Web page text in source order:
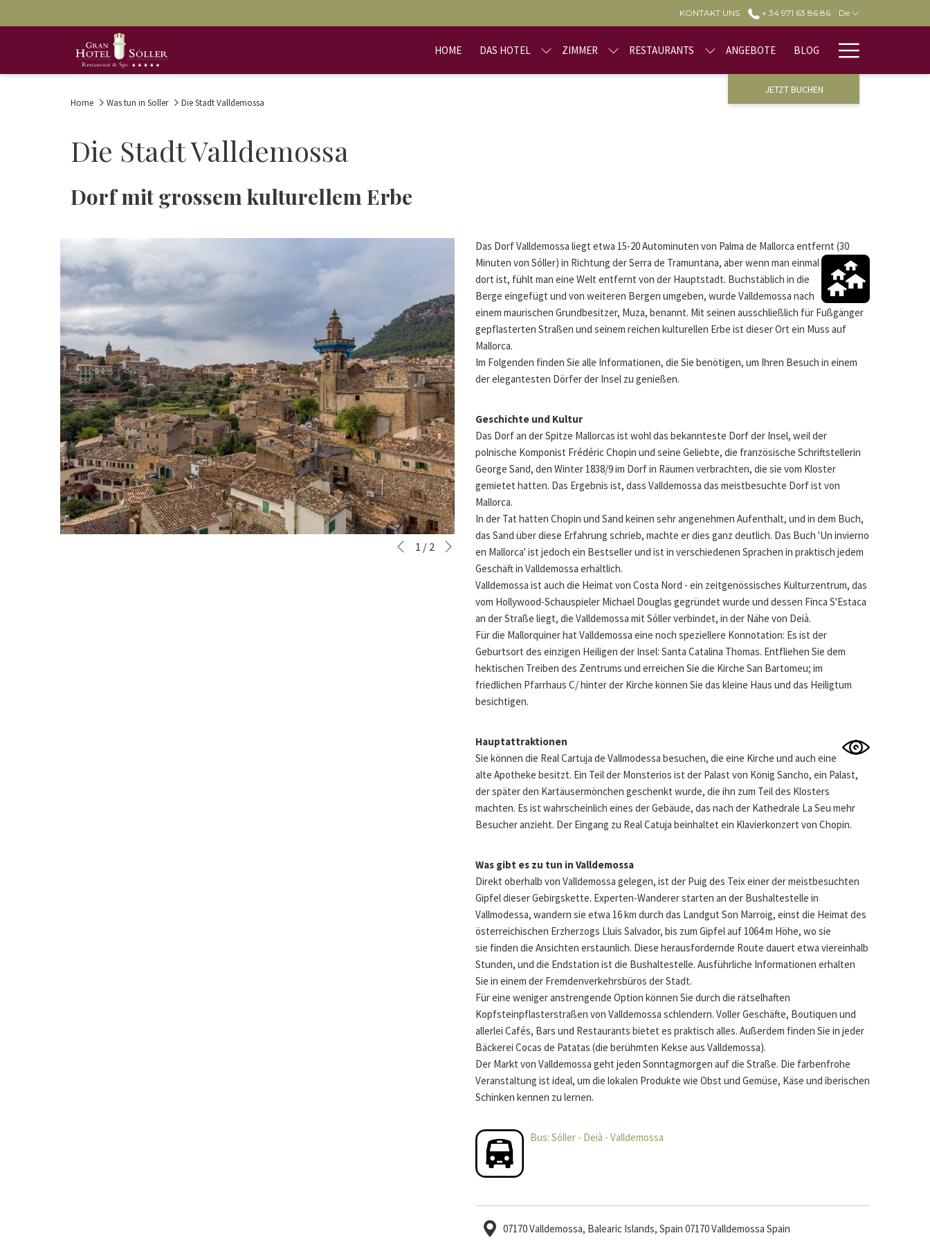
KONTAKT UNS + 34 971 63 86 86 De
HOME DAS HOTEL ZIMMER RESTAURANTS ANGEBOTE BLOG
Menu
JETZT BUCHEN
Home Was tun in Soller Die Stadt Valldemossa
Die Stadt Valldemossa
Dorf mit grossem kulturellem Erbe
Diashow-
Durch
Zurück
1 / 2 Vor
Das Dorf Valldemossa liegt etwa 15-20 Autominuten von Palma de Mallorca entfernt (30
Minuten von Sóller) in Richtung der Serra de Tramuntana, aber wenn man einmal
dort ist, fühlt man eine Welt entfernt von der Hauptstadt. Buchstäblich in die
Berge eingefügt und von weiteren Bergen umgeben, wurde Valldemossa nach
einem maurischen Grundbesitzer, Muza, benannt. Mit seinen ausschließlich für Fußgänger
gepflasterten Straßen und seinem reichen kulturellen Erbe ist dieser Ort ein Muss auf
Mallorca.
Im Folgenden finden Sie alle Informationen, die Sie benötigen, um Ihren Besuch in einem
der elegantesten Dörfer der Insel zu genießen.
Geschichte und Kultur
Das Dorf an der Spitze Mallorcas ist wohl das bekannteste Dorf der Insel, weil der
polnische Komponist Frédéric Chopin und seine Geliebte, die französische Schriftstellerin
George Sand, den Winter 1838/9 im Dorf in Räumen verbrachten, die sie vom Kloster
gemietet hatten. Das Ergebnis ist, dass Valldemossa das meistbesuchte Dorf ist von
Mallorca.
In der Tat hatten Chopin und Sand keinen sehr angenehmen Aufenthalt, und in dem Buch,
das Sand über diese Erfahrung schrieb, machte er dies ganz deutlich. Das Buch 'Un invierno
en Mallorca' ist jedoch ein Bestseller und ist in verschiedenen Sprachen in praktisch jedem
Geschäft in Valldemossa erhältlich.
Valldemossa ist auch die Heimat von Costa Nord - ein zeitgenössisches Kulturzentrum, das
vom Hollywood-Schauspieler Michael Douglas gegründet wurde und dessen Finca S'Estaca
an der Straße liegt, die Valldemossa mit Sóller verbindet, in der Nähe von Deià.
Für die Mallorquiner hat Valldemossa eine noch speziellere Konnotation: Es ist der
Geburtsort des einzigen Heiligen der Insel: Santa Catalina Thomas. Entfliehen Sie dem
hektischen Treiben des Zentrums und erreichen Sie die Kirche San Bartomeu; im
friedlichen Pfarrhaus C/ hinter der Kirche können Sie das kleine Haus und das Heiligtum
besichtigen.
Hauptattraktionen
Sie können die Real Cartuja de Vallmodessa besuchen, die eine Kirche und auch eine
alte Apotheke besitzt. Ein Teil der Monsterios ist der Palast von König Sancho, ein Palast,
der später den Kartäusermönchen geschenkt wurde, die ihn zum Teil des Klosters
machten. Es ist wahrscheinlich eines der Gebäude, das nach der Kathedrale La Seu mehr
Besucher anzieht. Der Eingang zu Real Catuja beinhaltet ein Klavierkonzert von Chopin.
Was gibt es zu tun in Valldemossa
Direkt oberhalb von Valldemossa gelegen, ist der Puig des Teix einer der meistbesuchten
Gipfel dieser Gebirgskette. Experten-Wanderer starten an der Bushaltestelle in
Vallmodessa, wandern sie etwa 16 km durch das Landgut Son Marroig, einst die Heimat des
österreichischen Erzherzogs Lluis Salvador, bis zum Gipfel auf 1064 m Höhe, wo sie
sie finden die Ansichten erstaunlich. Diese herausfordernde Route dauert etwa viereinhalb
Stunden, und die Endstation ist die Bushaltestelle. Ausführliche Informationen erhalten
Sie in einem der Fremdenverkehrsbüros der Stadt.
Für eine weniger anstrengende Option können Sie durch die rätselhaften
Kopfsteinpflasterstraßen von Valldemossa schlendern. Voller Geschäfte, Boutiquen und
allerlei Cafés, Bars und Restaurants bietet es praktisch alles. Außerdem finden Sie in jeder
Bäckerei Cocas de Patatas (die berühmten Kekse aus Valldemossa).
Der Markt von Valldemossa geht jeden Sonntagmorgen auf die Straße. Die farbenfrohe
Veranstaltung ist ideal, um die lokalen Produkte wie Obst und Gemüse, Käse und iberischen
Schinken kennen zu lernen.
Bus: Sóller - Deià - Valldemossa
07170 Valldemossa, Balearic Islands, Spain 07170 Valldemossa Spain